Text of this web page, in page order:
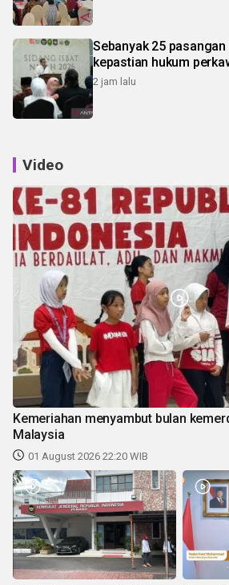
Sebanyak 25
kepastian hukum
2 jam lalu
Video
Kemeriahan menyambut bulan
Malaysia
01 August 2026 22:20 WIB